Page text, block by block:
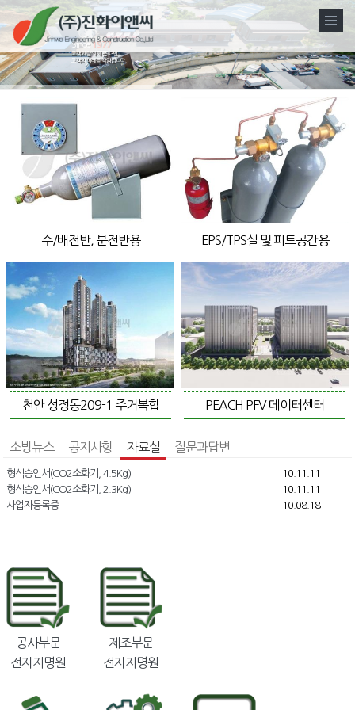
Since1977
고객과 함께 해 온 43년
고객의 미래를 책임집니다.
수/배전반, 분전반용 EPS/TPS실 및 피트공간용
천안 성정동209-1 주거복합 PEACH PFV 데이터센터
소방뉴스 공지사항 자료실 질문과답변
형식승인서(CO2소화기, 4.5Kg)
10.11.11
형식승인서(CO2소화기, 2.3Kg)
10.11.11
사업자등록증
10.08.18
공사부문
전자지명원
제조부문
전자지명원